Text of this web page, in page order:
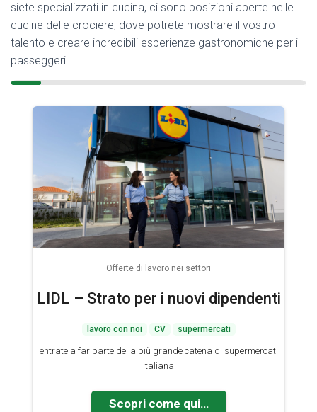
siete specializzati in cucina, ci sono posizioni aperte nelle
cucine delle crociere, dove potrete mostrare il vostro
talento e creare incredibili esperienze gastronomiche per i
passeggeri.
Offerte di lavoro nei settori
LIDL – Strato per i nuovi dipendenti
lavoro con noi CV supermercati
entrate a far parte della più grande catena di supermercati
italiana
Scopri come qui…